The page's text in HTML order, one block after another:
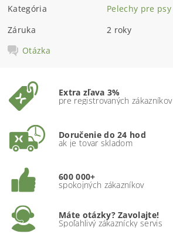
Kategória
Pelechy pre psy
Záruka
2 roky
Otázka
Extra zľava 3%
pre registrovaných zákazníkov
Doručenie do 24 hod
ak je tovar skladom
600 000+
spokojných zákazníkov
Máte otázky? Zavolajte!
Spoľahlivý zákaznícky servis